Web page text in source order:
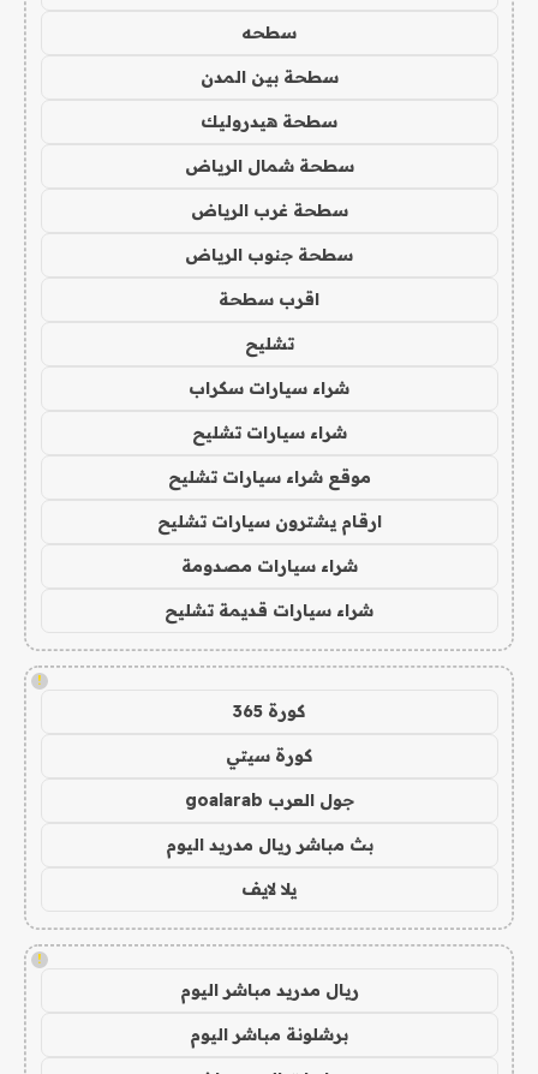
سطحه
سطحة بين المدن
سطحة هيدروليك
سطحة شمال الرياض
سطحة غرب الرياض
سطحة جنوب الرياض
اقرب سطحة
تشليح
شراء سيارات سكراب
شراء سيارات تشليح
موقع شراء سيارات تشليح
ارقام يشترون سيارات تشليح
شراء سيارات مصدومة
شراء سيارات قديمة تشليح
!
كورة 365
كورة سيتي
جول العرب goalarab
بث مباشر ريال مدريد اليوم
يلا لايف
!
ريال مدريد مباشر اليوم
برشلونة مباشر اليوم